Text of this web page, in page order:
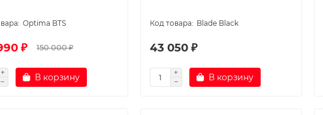
Optima BTS
₽ 150 000 ₽
В корзину
Blade Black
43 050 ₽
В корзину